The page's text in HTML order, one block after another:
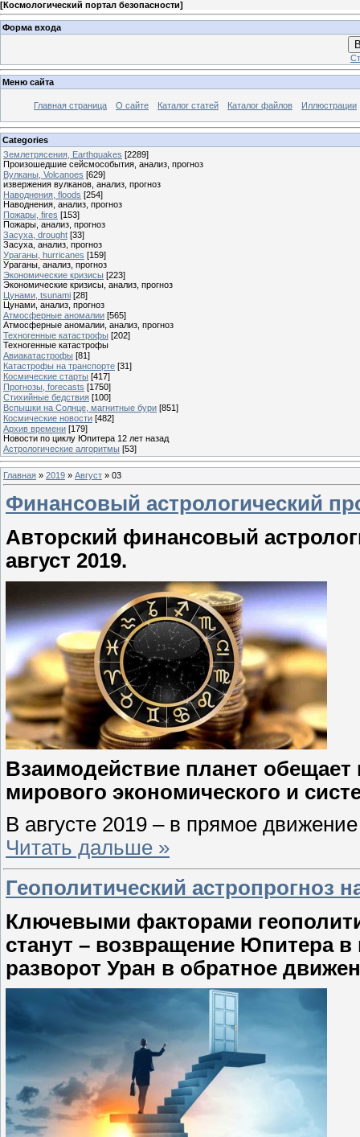
[Космологический портал безопасности]
Форма входа
Меню сайта
Главная страница О сайте Каталог статей Каталог файлов Иллюстрации
Categories
Землетрясения, Earthquakes [2289]
Произошедшие сейсмособытия, анализ, прогноз
Вулканы, Volcanoes [629]
извержения вулканов, анализ, прогноз
Наводнения, floods [254]
Наводнения, анализ, прогноз
Пожары, fires [153]
Пожары, анализ, прогноз
Засуха, drought [33]
Засуха, анализ, прогноз
Ураганы, hurricanes [159]
Ураганы, анализ, прогноз
Экономические кризисы [223]
Экономические кризисы, анализ, прогноз
Цунами, tsunami [28]
Цунами, анализ, прогноз
Атмосферные аномалии [565]
Атмосферные аномалии, анализ, прогноз
Техногенные катастрофы [202]
Техногенные катастрофы
Авиакатастрофы [81]
Катастрофы на транспорте [31]
Космические старты [417]
Прогнозы, forecasts [1750]
Стихийные бедствия [100]
Вспышки на Солнце, магнитные бури [851]
Космические новости [482]
Архив времени [179]
Новости по циклу Юпитера 12 лет назад
Астрологические алгоритмы [53]
Главная » 2019 » Август » 03
Финансовый астрологический
Авторский финансовый
август 2019.
Взаимодействие планет
мирового экономического и
В августе 2019 – в прямое
Читать дальше »
Геополитический астропрогноз
Ключевыми факторами
станут – возвращение Юпитера
разворот Уран в обратное